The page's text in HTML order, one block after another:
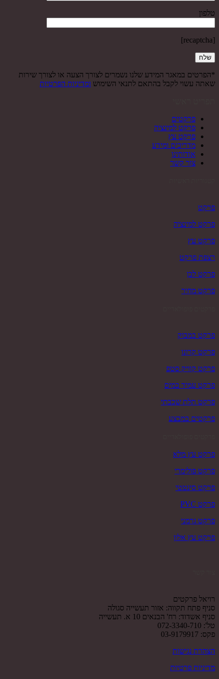
טלפון
[recaptcha]
*הפרטים במאגר המידע שלנו נשמרים לצורך הצעה או לצורך שירות
שאתה עשוי לקבל בהתאם לתנאי השימוש ומדיניות הפרטיות
פרקטים
פרקט למינציה
פרקט עץ
מדריכים ומידע
אודותינו
צור קשר
פרקט
פרקט למינציה
פרקט עץ
רצפת פרקט
פרקט לבן
פרקט מחיר
פרקט במבוק
פרקט קרונו
פרקט קוויק סטפ
פרקט עמיד במים
פרקט תלת שכבתי
פרקטים במבצע
פרקט עץ מלא
פרקט פולימרי
פרקט סינטטי
פרקט PVC
פרקט גרמני
פרקט עץ אלון
רויאל פרקטים
סניף פתח תקווה: אזור תעשייה סגולה
סניף אשדוד: רח' הבנאים 10 א. תעשייה
טל': 072-3340-710
פקס: 03-9179917
הצהרת נגישות
מדיניות פרטיות